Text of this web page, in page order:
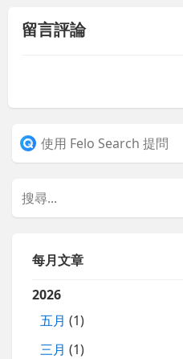
留言評論
每月文章
2026
五月 (1)
三月 (1)